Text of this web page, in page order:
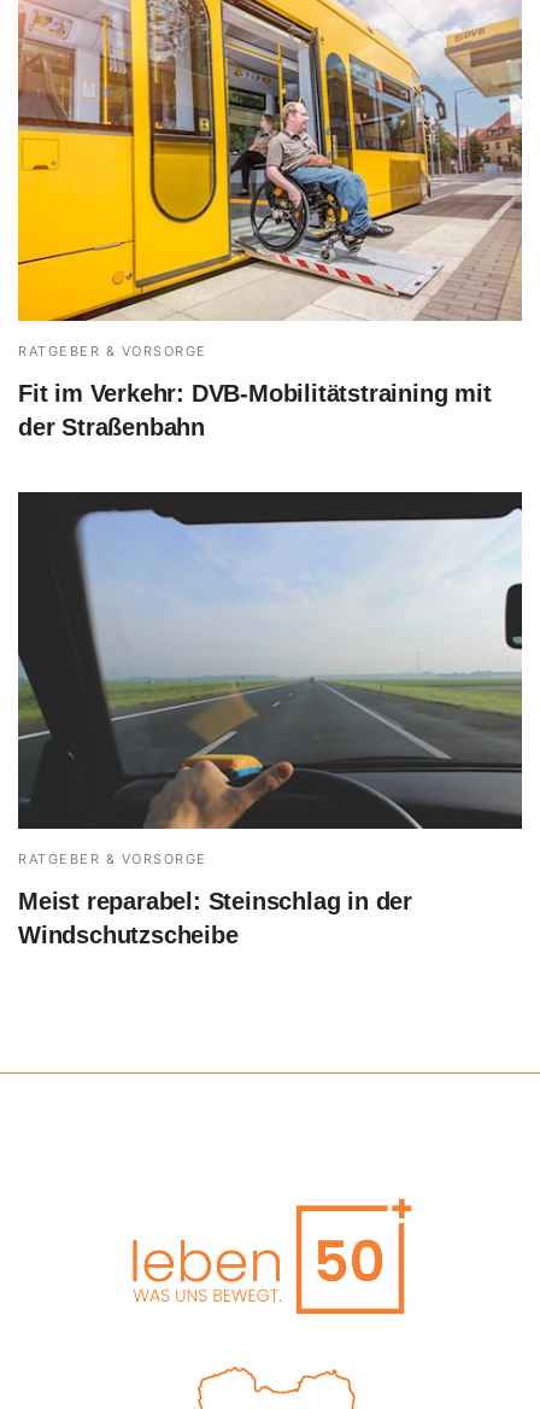
RATGEBER & VORSORGE
Fit im Verkehr: DVB-Mobilitätstraining mit
der Straßenbahn
RATGEBER & VORSORGE
Meist reparabel: Steinschlag in der
Windschutzscheibe